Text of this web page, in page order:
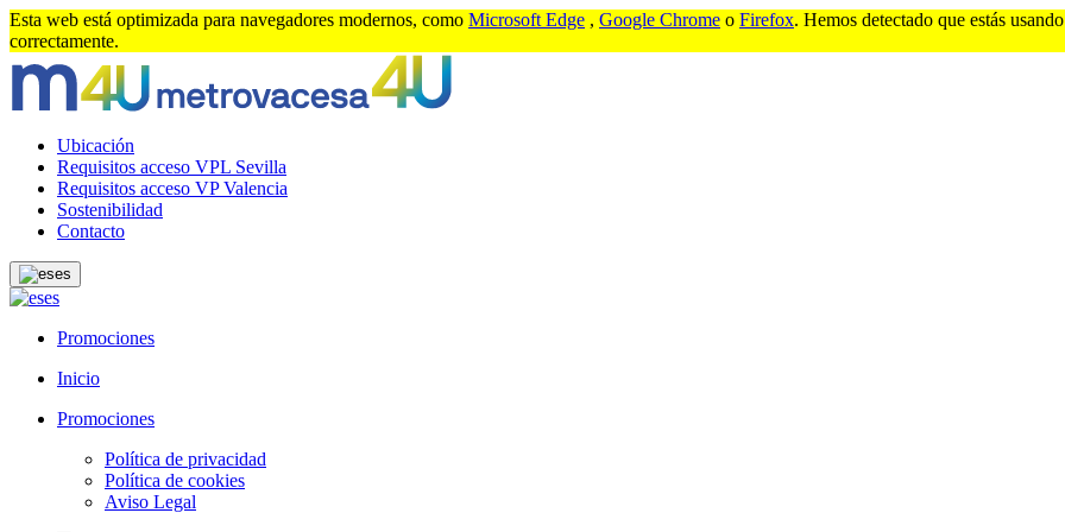
Esta web está optimizada para navegadores modernos, como Microsoft Edge , Google Chrome o Firefox. Hemos detectado que estás
correctamente.
Ubicación
Requisitos acceso VPL Sevilla
Requisitos acceso VP Valencia
Sostenibilidad
Contacto
es
es
Promociones
Inicio
Promociones
Política de privacidad
Política de cookies
Aviso Legal